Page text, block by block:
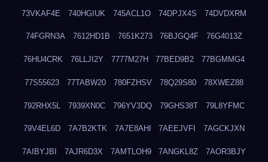
73VKAF4E 740HGIUK 745ACL1O 74DPJX4S 74DVDXRM
74FGRN3A 7612HD1B 7651K273 76BJGQ4F 76G4013Z
76HU4CRK 76LLJI2Y 7777M27H 77BED9B2 77BGMMG4
77S55623 77TABW20 780FZHSV 78Q29S80 78XWEZ88
792RHX5L 7939XN0C 796YV3DQ 79GHS38T 79L8YFMC
79V4EL6D 7A7B2KTK 7A7E8AHI 7AEEJVFI 7AGCKJXN
7AIBYJBI 7AJR6D3X 7AMTLOH9 7ANGKL8Z 7AOR3BJY